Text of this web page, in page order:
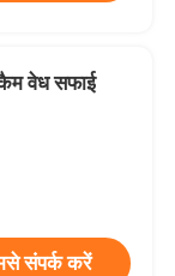
कैम वेध सफाई
संपर्क करें